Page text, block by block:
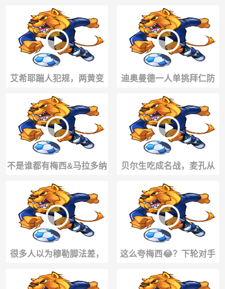
1分钟两球，赵松源炸裂世
界波反超
当年贝尔为什么是第一个
亿元先生！
艾希耶踹人犯规，两黄变
一红被罚下场
迪奥曼德一人单挑拜仁防
线，是什么含金量？
不是谁都有梅西&马拉多纳
的球感！外网热议费兰颠
网球不太行😅
贝尔生吃成名战，麦孔从
此道心破碎😭
很多人以为穆勒脚法差，
直到看到这个视频......
这么夸梅西😂？下轮对手
主帅：哥们就不能度度